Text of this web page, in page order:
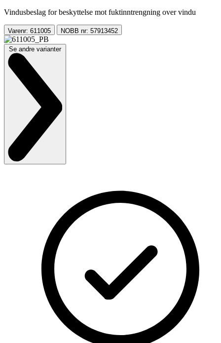
Vindusbeslag for beskyttelse mot fuktinntrengning over vindu
Varenr: 611005 NOBB nr: 57913452
Se andre varianter